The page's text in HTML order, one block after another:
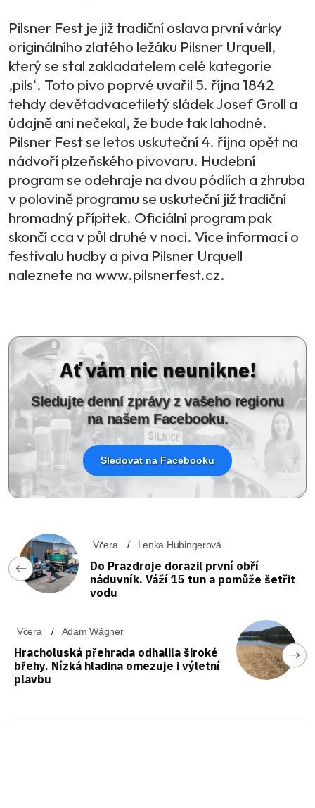
Pilsner Fest je již tradiční oslava první várky
originálního zlatého ležáku Pilsner Urquell,
který se stal zakladatelem celé kategorie
‚pils‘. Toto pivo poprvé uvařil 5. října 1842
tehdy devětadvacetiletý sládek Josef Groll a
údajně ani nečekal, že bude tak lahodné.
Pilsner Fest se letos uskuteční 4. října opět na
nádvoří plzeňského pivovaru. Hudební
program se odehraje na dvou pódiích a zhruba
v polovině programu se uskuteční již tradiční
hromadný přípitek. Oficiální program pak
skončí cca v půl druhé v noci. Více informací o
festivalu hudby a piva Pilsner Urquell
naleznete na www.pilsnerfest.cz.
Ať vám nic neunikne!
Sledujte denní zprávy z vašeho regionu
na našem Facebooku.
Sledovat na Facebooku
Včera Lenka Hubingerová
Do Prazdroje dorazil první obří
náduvník. Váží 15 tun a pomůže šetřit
vodu
Včera Adam Wágner
Hracholuská přehrada odhalila široké
břehy. Nízká hladina omezuje i výletní
plavbu